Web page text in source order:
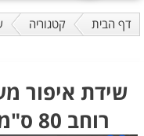
דף הבית קטגוריה
שידת איפור
רוחב 80 ס"מ מבית STAR SHOP